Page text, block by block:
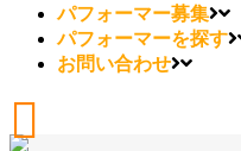
パフォーマー募集
パフォーマーを探す
お問い合わせ